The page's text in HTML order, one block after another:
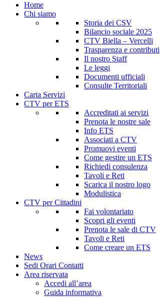
Home
Chi siamo
Storia dei CSV
Bilancio sociale 2025
CTV Biella – Vercelli
Trasparenza e contributi
Il nostro Staff
Le leggi
Documenti ufficiali
Consulte Territoriali
Carta Servizi
CTV per ETS
Accreditati ai servizi
Prenota le nostre sale
Info ETS
Associati a CTV
Promuovi eventi
Come gestire un ETS
Richiedi consulenza
Tavoli e Reti
Scarica il nostro logo
Modulistica
CTV per Cittadini
Fai volontariato
Scopri gli eventi
Prenota le sale di CTV
Tavoli e Reti
Come creare un ETS
News
Sedi Orari Contatti
Area riservata
Accedi all’area
Guida informativa